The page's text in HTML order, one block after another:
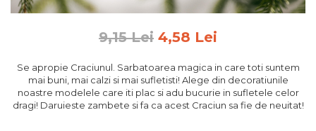
IQ Puzzle
Felicitari din lemn
Felicitari pentru cei dragi
Felicitari cu model
9,15 Lei 4,58 Lei
Se apropie Craciunul. Sarbatoarea magica in care toti suntem
mai buni, mai calzi si mai sufletisti! Alege din decoratiunile
noastre modelele care iti plac si adu bucurie in sufletele celor
dragi! Daruieste zambete si fa ca acest Craciun sa fie de neuitat!